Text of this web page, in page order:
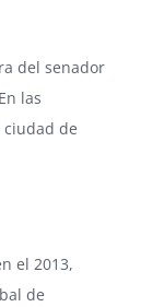
del senador
las
de
el 2013,
de